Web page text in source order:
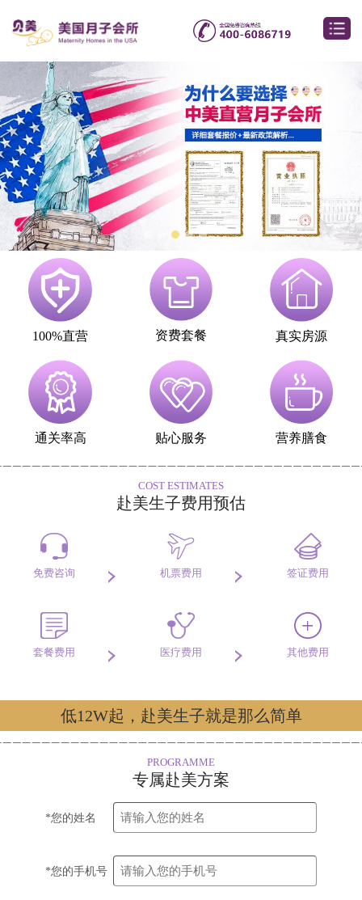
100%直营 资费套餐 真实房源
通关率高 贴心服务 营养膳食
COST ESTIMATES
赴美生子费用预估
免费咨询 机票费用 签证费用
套餐费用 医疗费用 其他费用
低12W起，赴美生子就是那么简单
PROGRAMME
专属赴美方案
*您的姓名
*您的手机号